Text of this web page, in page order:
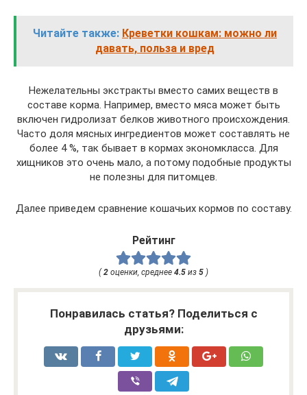
Читайте также: Креветки кошкам: можно ли
давать, польза и вред
Нежелательны экстракты вместо самих веществ в
составе корма. Например, вместо мяса может быть
включен гидролизат белков животного происхождения.
Часто доля мясных ингредиентов может составлять не
более 4 %, так бывает в кормах экономкласса. Для
хищников это очень мало, а потому подобные продукты
не полезны для питомцев.
Далее приведем сравнение кошачьих кормов по составу.
Рейтинг
( 2 оценки, среднее 4.5 из 5 )
Понравилась статья? Поделиться с
друзьями: